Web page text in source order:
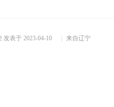
发表于 2023-04-10 来自辽宁